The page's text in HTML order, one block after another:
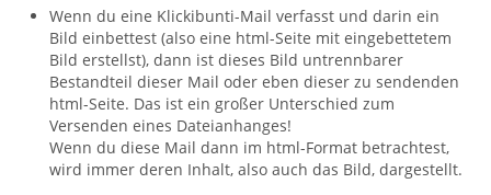
Wenn du eine Klickibunti-Mail verfasst und darin ein
Bild einbettest (also eine html-Seite mit eingebettetem
Bild erstellst), dann ist dieses Bild untrennbarer
Bestandteil dieser Mail oder eben dieser zu sendenden
html-Seite. Das ist ein großer Unterschied zum
Versenden eines Dateianhanges!
Wenn du diese Mail dann im html-Format betrachtest,
wird immer deren Inhalt, also auch das Bild, dargestellt.